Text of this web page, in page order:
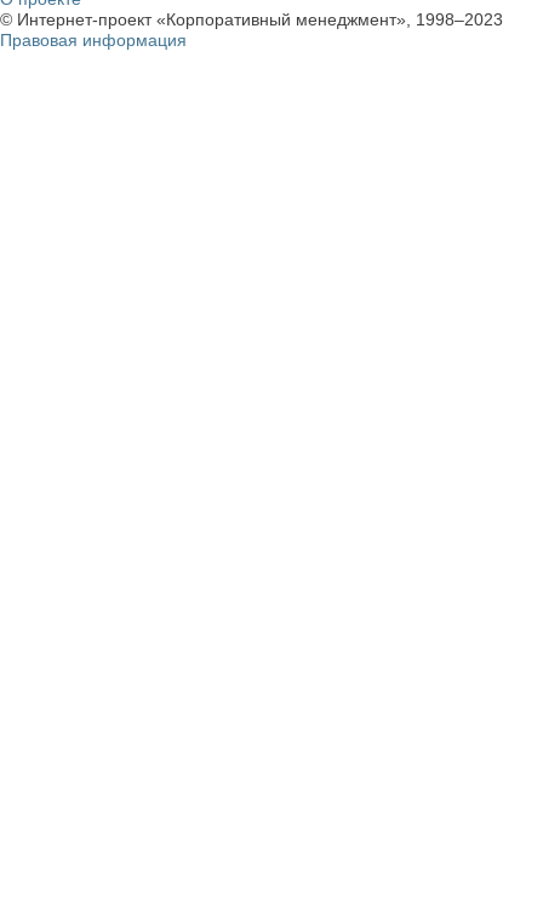
© Интернет-проект «Корпоративный менеджмент», 1998–2023
Правовая информация